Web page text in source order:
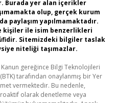
Burada yer alan içerikler
olup, gerçek kurum
paylaşım yapılmamaktadır.
kişiler ile isim benzerlikleri
Sitemizdeki bilgiler taslak
niteliği taşımazlar.
Kanun gereğince Bilgi Teknolojileri
tarafından onaylanmış bir Yer
vermektedir. Bu nedenle,
olarak denetleme veya